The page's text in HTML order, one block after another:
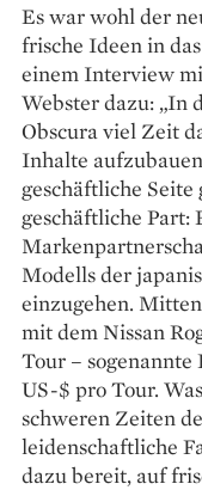
Es war wohl der
frische Ideen in
einem Interview
Webster dazu: „In
Obscura viel Zeit
Inhalte
geschäftliche
geschäftliche Part:
Modells der
einzugehen.
mit dem Nissan
Tour – so­genannte
US-$ pro Tour.
schweren Zeiten
leidenschaftliche
dazu bereit, auf